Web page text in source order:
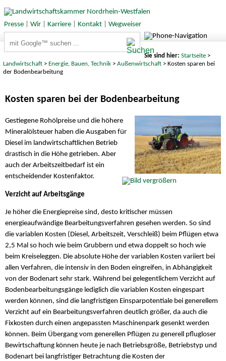
Presse| Wir| Karriere| Kontakt| Wegweiser
Sie sind hier: Startseite>
Landwirtschaft > Energie, Bauen, Technik >Außenwirtschaft > Kosten sparen bei
der Bodenbearbeitung
Kosten sparen bei der Bodenbearbeitung
Gestiegene Rohölpreise und die höhere
Mineralölsteuer haben die Ausgaben für
Diesel im landwirtschaftlichen Betrieb
drastisch in die Höhe getrieben. Aber
auch der Arbeitszeitbedarf ist ein
entscheidender Kostenfaktor.
Verzicht auf Arbeitsgänge
Je höher die Energiepreise sind, desto kritischer müssen
energieaufwändige Bearbeitungsverfahren gesehen werden. So sind
die variablen Kosten (Diesel, Arbeitszeit, Verschleiß) beim Pflügen etwa
2,5 Mal so hoch wie beim Grubbern und etwa doppelt so hoch wie
beim Kreiseleggen. Die absolute Höhe der variablen Kosten variiert bei
allen Verfahren, die intensiv in den Boden eingreifen, in Abhängigkeit
von der Bodenart sehr stark. Während bei gelegentlichem Verzicht auf
Bodenbearbeitungsgänge lediglich die variablen Kosten eingespart
werden können, sind die langfristigen Einsparpotentiale bei generellem
Verzicht auf ein Bearbeitungsverfahren deutlich größer, da auch die
Fixkosten durch einen angepassten Maschinenpark gesenkt werden
können. Beim Übergang vom generellen Pflügen zu generell pflugloser
Bewirtschaftung können heute je nach Betriebsgröße, Betriebstyp und
Bodenart bei langfristiger Betrachtung die Kosten der